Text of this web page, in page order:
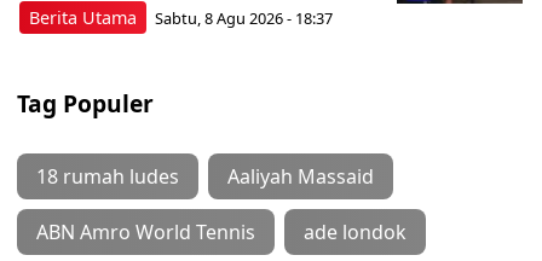
Berita Utama Sabtu, 8 Agu 2026 - 18:37
Tag Populer
18 rumah ludes Aaliyah Massaid
ABN Amro World Tennis ade londok